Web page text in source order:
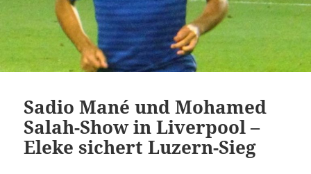
Sadio Mané und Mohamed
Salah-Show in Liverpool –
Eleke sichert Luzern-Sieg